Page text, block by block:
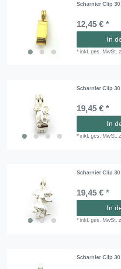
Scharnier Clip
12,45 € *
In
*inkl. ges. MwSt.
Scharnier Clip
19,45 € *
In
*inkl. ges. MwSt.
Scharnier Clip
19,45 € *
In
*inkl. ges. MwSt.
Scharnier Clip